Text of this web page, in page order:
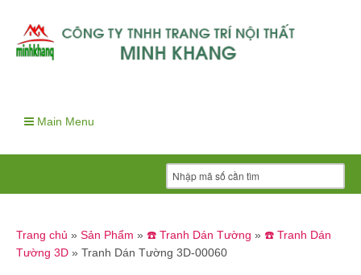
Main Menu
Trang chủ » Sản Phẩm » ☎️ Tranh Dán Tường » ☎️ Tranh Dán
Tường 3D » Tranh Dán Tường 3D-00060